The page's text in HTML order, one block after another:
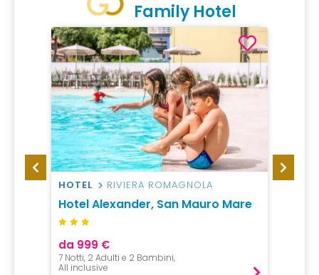
Family Hotel
HOTEL RIVIERA ROMAGNOLA
Hotel Alexander, San Mauro Mare
da 999 €
7 Notti, 2 Adulti e 2 Bambini,
All inclusive
HOTEL